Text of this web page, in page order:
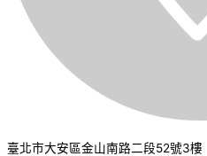
臺北市大安區金山南路二段52號3樓